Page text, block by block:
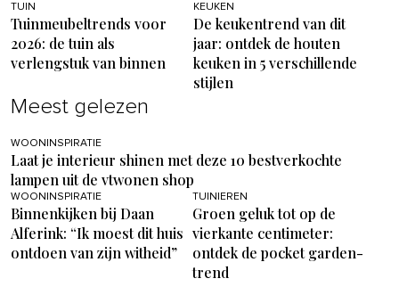
TUIN
Tuinmeubeltrends voor
2026: de tuin als
verlengstuk van binnen
KEUKEN
De keukentrend van dit
jaar: ontdek de houten
keuken in 5 verschillende
stijlen
Meest gelezen
WOONINSPIRATIE
Laat je interieur shinen met deze 10 bestverkochte
lampen uit de vtwonen shop
WOONINSPIRATIE
Binnenkijken bij Daan
Alferink: “Ik moest dit huis
ontdoen van zijn witheid”
TUINIEREN
Groen geluk tot op de
vierkante centimeter:
ontdek de pocket garden-
trend